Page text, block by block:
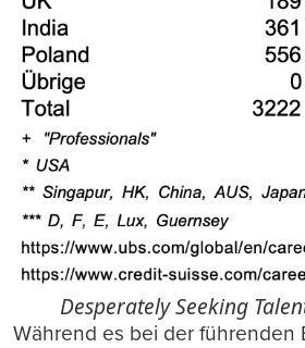
Desperately Seeking
Während es bei der führenden